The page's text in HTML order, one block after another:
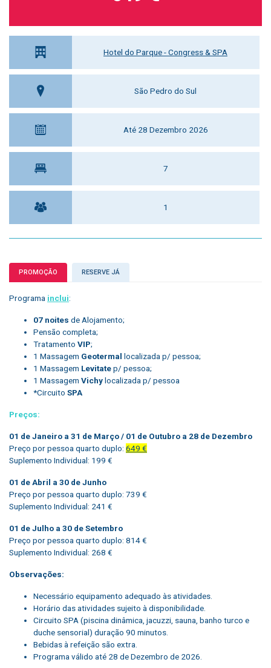
Hotel do Parque - Congress & SPA
São Pedro do Sul
Até 28 Dezembro 2026
7
1
PROMOÇÃO RESERVE JÁ
Programa inclui:
07 noites de Alojamento;
Pensão completa;
Tratamento VIP;
1 Massagem Geotermal localizada p/ pessoa;
1 Massagem Levitatep/ pessoa;
1 Massagem Vichylocalizada p/ pessoa
*Circuito SPA
Preços:
01 de Janeiro a 31 de Março / 01 de Outubro a 28 de Dezembro
Preço por pessoa quarto duplo: 649 €
Suplemento Individual: 199 €
01 de Abril a 30 de Junho
Preço por pessoa quarto duplo: 739 €
Suplemento Individual: 241 €
01 de Julho a 30 de Setembro
Preço por pessoa quarto duplo: 814 €
Suplemento Individual: 268 €
Observações:
Necessário equipamento adequado às atividades.
Horário das atividades sujeito à disponibilidade.
Circuito SPA (piscina dinâmica, jacuzzi, sauna, banho turco e
duche sensorial) duração 90 minutos.
Bebidas à refeição são extra.
Programa válido até 28 de Dezembro de 2026.